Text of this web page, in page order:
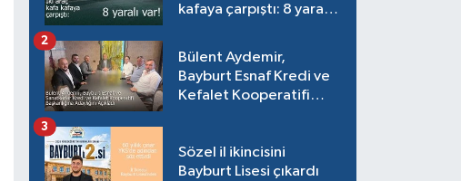
kafaya çarpıştı: 8 yaralı
Bülent Aydemir,
Bayburt Esnaf Kredi ve
Kefalet Kooperatifi
2
Sözel il ikincisini
Bayburt Lisesi çıkardı
3